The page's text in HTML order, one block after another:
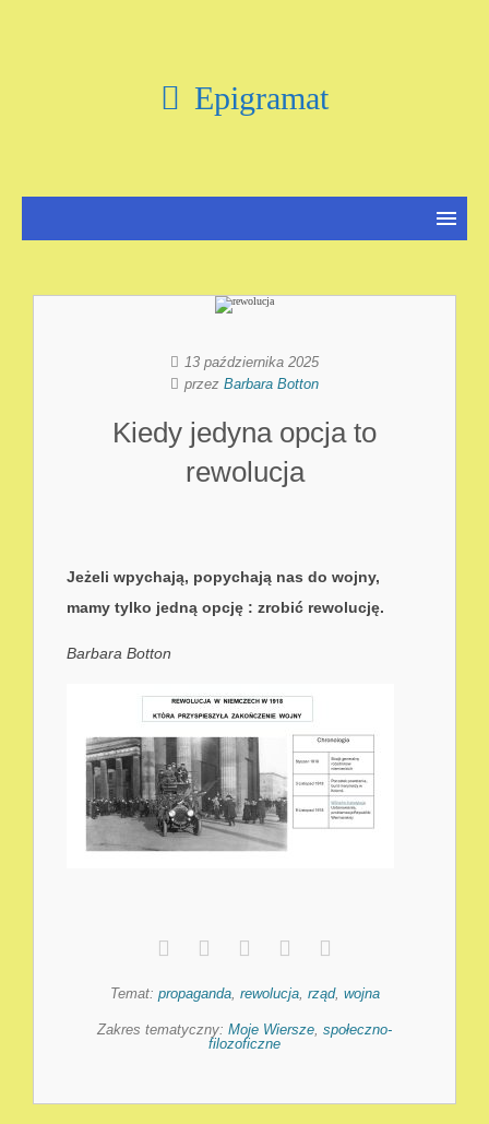
Epigramat
13 października 2025
przez Barbara Botton
Kiedy jedyna opcja to
rewolucja
Jeżeli wpychają, popychają nas do wojny,
mamy tylko jedną opcję : zrobić rewolucję.
Barbara Botton
Temat: propaganda, rewolucja, rząd, wojna
Zakres tematyczny: Moje Wiersze, społeczno-
filozoficzne